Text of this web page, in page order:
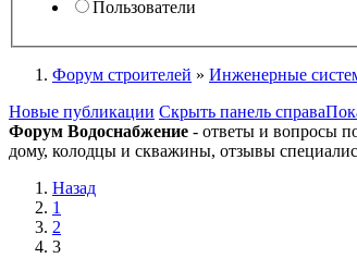
Пользователи
Форум строителей » Инженерные
Новые публикации Скрыть панель справа
Форум Водоснабжение - ответы и вопросы
дому, колодцы и скважины, отзывы
Назад
1
2
3